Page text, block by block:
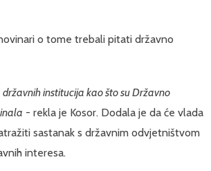
o tome trebali pitati državno
institucija kao što su Državno
- rekla je Kosor. Dodala je da će vlada
sastanak s državnim odvjetništvom
interesa.